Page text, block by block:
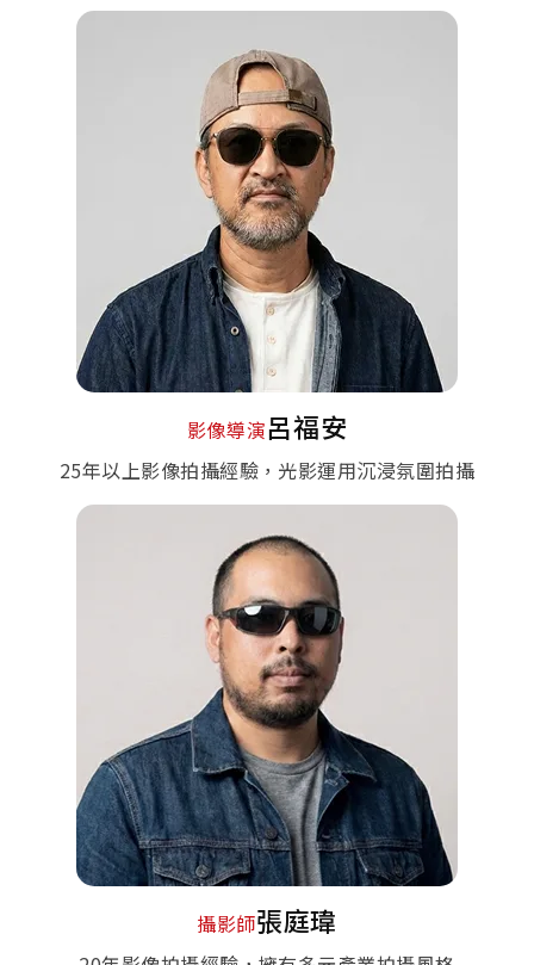
影像導演呂福安
25年以上影像拍攝經驗，光影運用沉浸氛圍拍攝
攝影師張庭瑋